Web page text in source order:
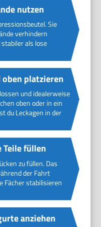
nutzen
Sie
verhindern
als lose
platzieren
und idealerweise
oben oder in ein
du Leckagen in der
füllen
zu füllen. Das
der Fahrt
Fächer stabilisieren
anziehen